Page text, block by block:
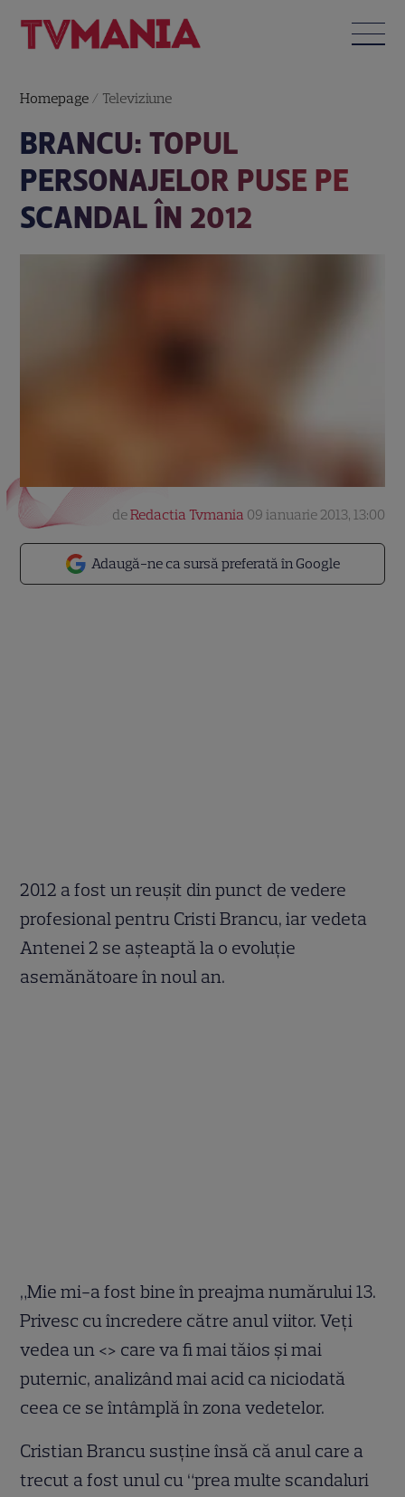
Homepage / Televiziune
BRANCU: TOPUL
PERSONAJELOR PUSE PE
SCANDAL ÎN 2012
Adaugă-ne ca sursă preferată în Google
deRedactia Tvmania 09 ianuarie 2013, 13:00
2012 a fost un reuşit din punct de vedere
profesional pentru Cristi Brancu, iar vedeta
Antenei 2 se aşteaptă la o evoluţie
asemănătoare în noul an.
„Mie mi-a fost bine în preajma numărului 13.
Privesc cu încredere către anul viitor. Veţi
vedea un <> care va fi mai tăios şi mai
puternic, analizând mai acid ca niciodată
ceea ce se întâmplă în zona vedetelor.
Cristian Brancu susţine însă că anul care a
trecut a fost unul cu “prea multe scandaluri